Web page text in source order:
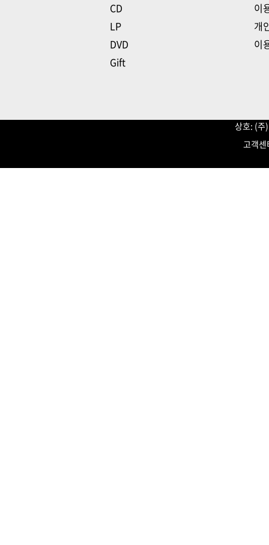
CD
LP
DVD
Gift
이
개
이
상호: (
고객